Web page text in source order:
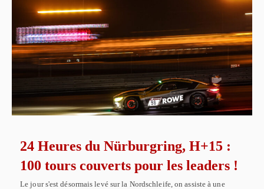
24 Heures du Nürburgring, H+15 :
100 tours couverts pour les leaders !
Le jour s'est désormais levé sur la Nordschleife, on assiste à une